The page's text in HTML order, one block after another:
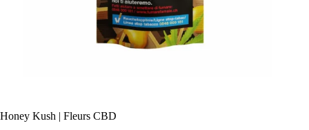
Honey Kush | Fleurs CBD